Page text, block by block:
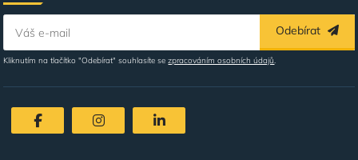
Váš e-mail Odebírat
Kliknutím na tlačítko "Odebírat" souhlasíte sezpracováním osobních údajů.